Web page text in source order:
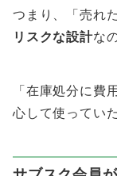
つまり、「売れ
リスクな設計な
「在庫処分に費
心して使ってい